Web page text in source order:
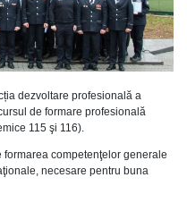
dezvoltare profesională a
de formare profesională
115 şi 116).
competenţelor generale
necesare pentru buna